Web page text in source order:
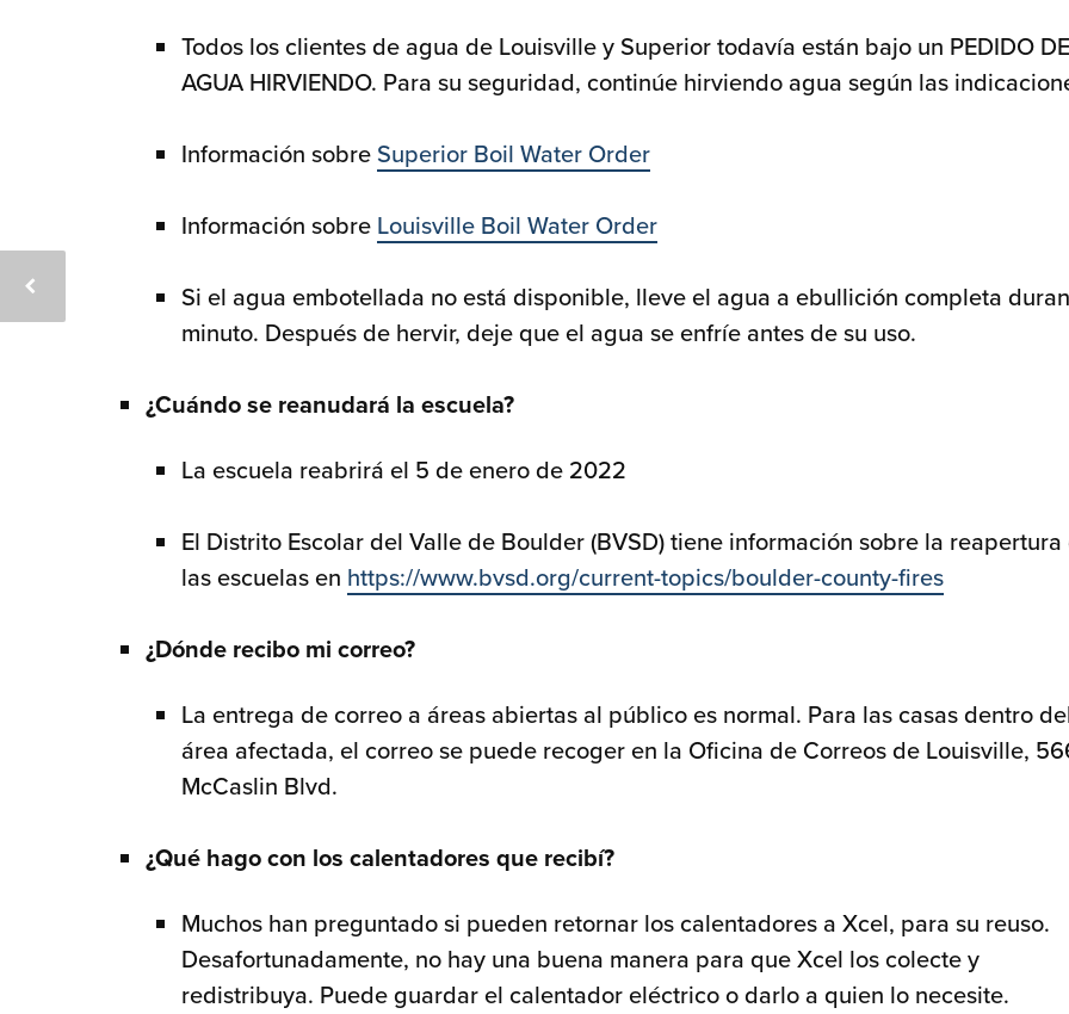
Todos los clientes de agua de Louisville y Superior todavía están bajo un PEDIDO DE
AGUA HIRVIENDO. Para su seguridad, continúe hirviendo agua según las
Información sobreSuperior Boil Water Order
Información sobre Louisville Boil Water Order
Si el agua embotellada no está disponible, lleve el agua a ebullición completa
minuto. Después de hervir, deje que el agua se enfríe antes de su uso.
¿Cuándo se reanudará la escuela?
La escuela reabrirá el 5 de enero de 2022
El Distrito Escolar del Valle de Boulder (BVSD) tiene información sobre la
las escuelas en https://www.bvsd.org/current-topics/boulder-county-fires
¿Dónde recibo mi correo?
La entrega de correo a áreas abiertas al público es normal. Para las casas dentro
área afectada, el correo se puede recoger en la Oficina de Correos de Louisville,
McCaslin Blvd.
¿Qué hago con los calentadores que recibí?
Muchos han preguntado si pueden retornar los calentadores a Xcel, para su reuso.
Desafortunadamente, no hay una buena manera para que Xcel los colecte y
redistribuya. Puede guardar el calentador eléctrico o darlo a quien lo necesite.